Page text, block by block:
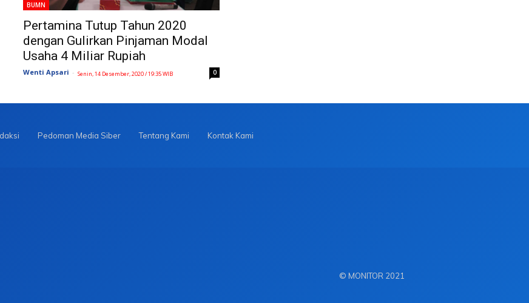
BUMN
Pertamina Tutup Tahun 2020
dengan Gulirkan Pinjaman Modal
Usaha 4 Miliar Rupiah
Wenti Apsari - Senin, 14 Desember, 2020 / 19:35 WIB 0
Pedoman Media Siber Tentang Kami Kontak Kami
© MONITOR 2021